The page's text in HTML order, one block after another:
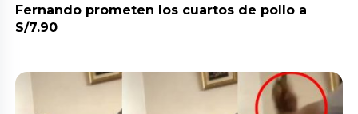
Fernando prometen los cuartos de pollo a
S/7.90